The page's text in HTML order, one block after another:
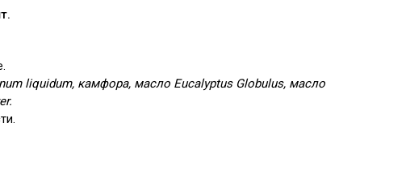
liquidum, камфора, масло Eucalyptus Globulus, масло